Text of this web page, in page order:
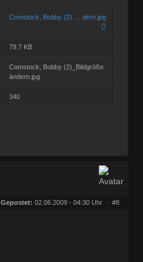
Comstock, Bobby (2) … dern.jpg
79.7 KB
Comstock, Bobby (2)_Bildgröße
ändern.jpg
340
Gepostet: 02.06.2009 - 04:30 Uhr · #8